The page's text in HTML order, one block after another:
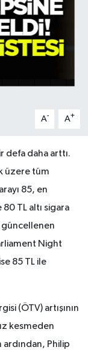
A- A+
defa daha arttı.
üzere tüm
85, en
80 TL altı sigara
güncellenen
Night
85 TL ile
(ÖTV) artışının
kesmeden
ardından, Philip